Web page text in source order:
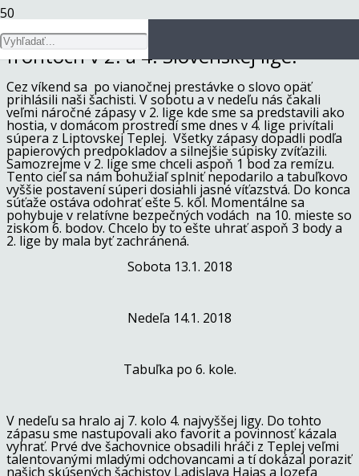
Šachisti bojovali cez víkend na dvoch
frontoch v 2. a 4. Slovenskej lige.
Cez víkend sa po vianočnej prestávke o slovo opäť
prihlásili naši šachisti. V sobotu a v nedeľu nás čakali
veľmi náročné zápasy v 2. lige kde sme sa predstavili ako
hostia, v domácom prostredí sme dnes v 4. lige privítali
súpera z Liptovskej Teplej. Všetky zápasy dopadli podľa
papierových predpokladov a silnejšie súpisky zvíťazili.
Samozrejme v 2. lige sme chceli aspoň 1 bod za remízu.
Tento cieľ sa nám bohužiaľ splniť nepodarilo a tabuľkovo
vyššie postavení súperi dosiahli jasné víťazstvá. Do konca
súťaže ostáva odohrať ešte 5. kôl. Momentálne sa
pohybuje v relatívne bezpečných vodách na 10. mieste so
ziskom 6. bodov. Chcelo by to ešte uhrať aspoň 3 body a
2. lige by mala byť zachránená.
Sobota 13.1. 2018
Nedeľa 14.1. 2018
Tabuľka po 6. kole.
V nedeľu sa hralo aj 7. kolo 4. najvyššej ligy. Do tohto
zápasu sme nastupovali ako favorit a povinnosť kázala
vyhrať. Prvé dve šachovnice obsadili hráči z Teplej veľmi
talentovanými mladými odchovancami a tí dokázal poraziť
našich skúsených šachistov Ladislava Hajas a Jozefa